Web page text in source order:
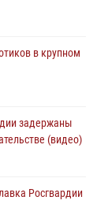
в крупном
задержаны
(видео)
Росгвардии